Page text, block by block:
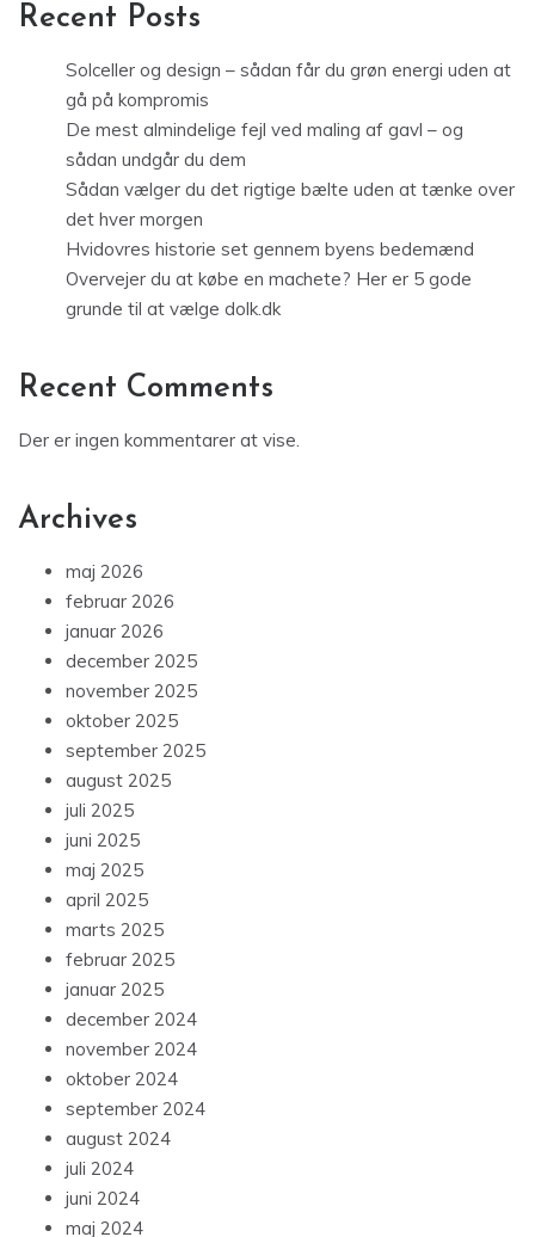
Recent Posts
Solceller og design – sådan får du grøn energi uden at
gå på kompromis
De mest almindelige fejl ved maling af gavl – og
sådan undgår du dem
Sådan vælger du det rigtige bælte uden at tænke over
det hver morgen
Hvidovres historie set gennem byens bedemænd
Overvejer du at købe en machete? Her er 5 gode
grunde til at vælge dolk.dk
Recent Comments
Der er ingen kommentarer at vise.
Archives
maj 2026
februar 2026
januar 2026
december 2025
november 2025
oktober 2025
september 2025
august 2025
juli 2025
juni 2025
maj 2025
april 2025
marts 2025
februar 2025
januar 2025
december 2024
november 2024
oktober 2024
september 2024
august 2024
juli 2024
juni 2024
maj 2024